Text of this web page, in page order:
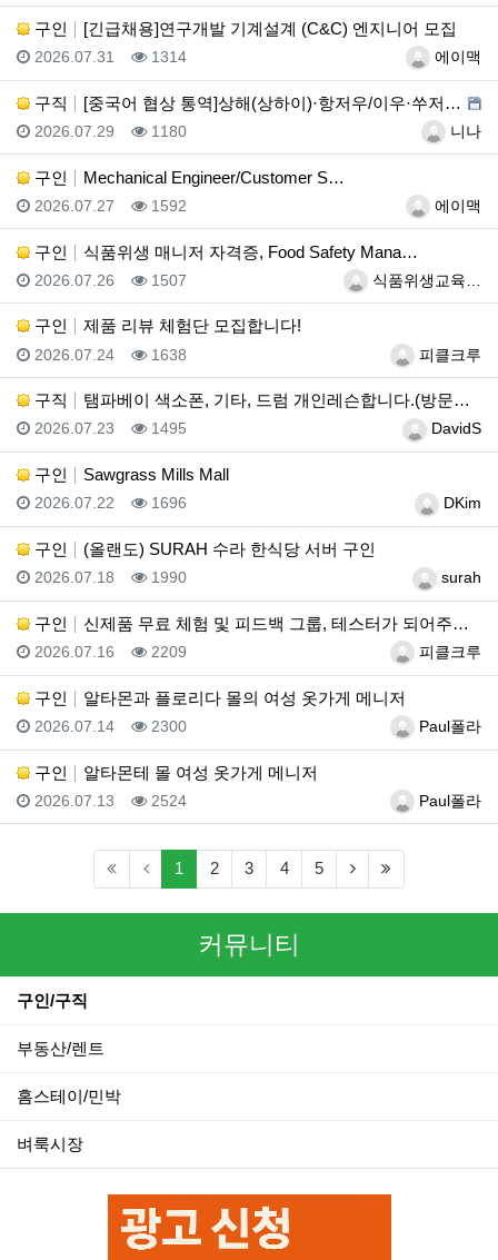
구인 [긴급채용]연구개발 기계설계 (C&C) 엔지니어 모집
등록자에이맥
등록일
2026.07.31 조회
1314
구직 [중국어 협상 통역]상해(상하이)·항저우/이우·쑤저우 …
등록자니나
등록일
2026.07.29 조회
1180
구인 Mechanical Engineer/Customer S…
등록자에이맥
등록일
2026.07.27 조회
1592
구인 식품위생 매니저 자격증, Food Safety Mana…
등록자식품위생교육…
등록일
2026.07.26 조회
1507
구인 제품 리뷰 체험단 모집합니다!
등록자피클크루
등록일
2026.07.24 조회
1638
구직 탬파베이 색소폰, 기타, 드럼 개인레슨합니다.(방문레슨…
등록자DavidS
등록일
2026.07.23 조회
1495
구인 Sawgrass Mills Mall
등록자DKim
등록일
2026.07.22 조회
1696
구인 (올랜도) SURAH 수라 한식당 서버 구인
등록자surah
등록일
2026.07.18 조회
1990
구인 신제품 무료 체험 및 피드백 그룹, 테스터가 되어주세요…
등록자피클크루
등록일
2026.07.16 조회
2209
구인 알타몬과 플로리다 몰의 여성 옷가게 메니저
등록자Paul폴라
등록일
2026.07.14 조회
2300
구인 알타몬테 몰 여성 옷가게 메니저
등록자Paul폴라
등록일
2026.07.13 조회
2524
1 (current)
2 3 4 5 (next)
커뮤니티
구인/구직
부동산/렌트
홈스테이/민박
벼룩시장